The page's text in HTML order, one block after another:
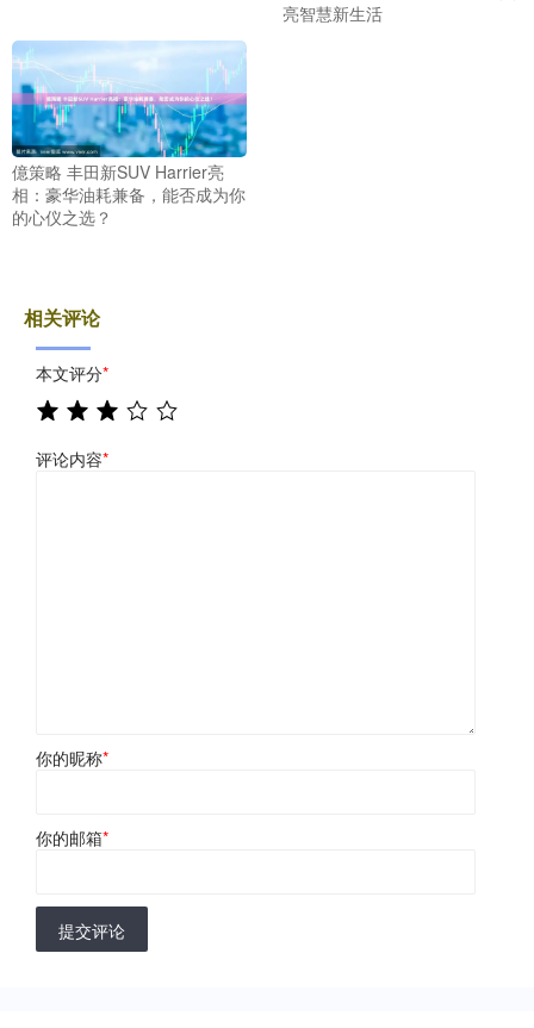
亮智慧新生活
億策略 丰田新SUV Harrier亮
相：豪华油耗兼备，能否成为你
的心仪之选？
相关评论
本文评分*
评论内容*
你的昵称*
你的邮箱*
提交评论